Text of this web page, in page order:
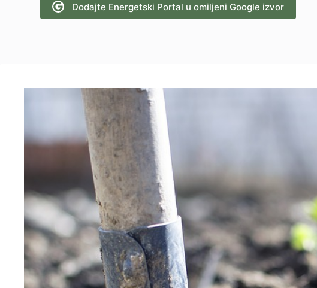
Dodajte Energetski Portal u omiljeni Google izvor